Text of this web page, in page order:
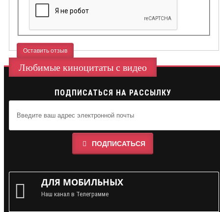
Оставить отзыв
Любимые киноцитаты с видео
ПОДПИСАТЬСЯ НА РАССЫЛКУ
ПОДПИСАТЬСЯ
ДЛЯ МОБИЛЬНЫХ
Наш канал в Телеграмме